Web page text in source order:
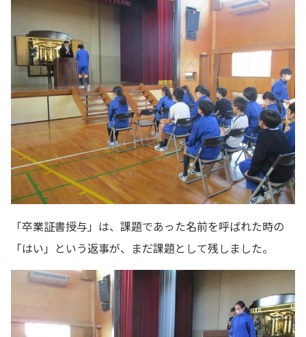
「卒業証書授与」は、課題であった名前を呼ばれた時の
「はい」という返事が、まだ課題として残しました。